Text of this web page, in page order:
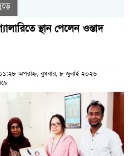
স্থান পেলেন ওস্তাদ
অপরাহ্ন, বুধবার, ৮ জুলাই ২০২৬